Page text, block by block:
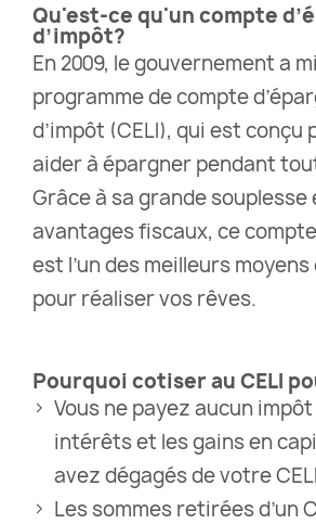
Qu'est-ce qu'un compte
d’impôt?
En 2009, le gouvernement a
programme de compte
d’impôt (CELI), qui est conçu
aider à épargner pendant
Grâce à sa grande souplesse
avantages fiscaux, ce
est l’un des meilleurs moyens
pour réaliser vos rêves.
Pourquoi cotiser au CELI
Vous ne payez aucun
intérêts et les gains en
avez dégagés de votre
Les sommes retirées d’un